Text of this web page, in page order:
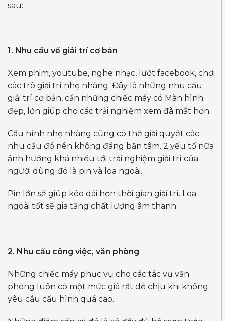
sau:
1. Nhu cầu về giải trí cơ bản
Xem phim, youtube, nghe nhạc, lướt facebook, chơi
các trò giải trí nhẹ nhàng. Đây là những nhu cầu
giải trí cơ bản, cần những chiếc máy có Màn hình
đẹp, lớn giúp cho các trải nghiệm xem đã mắt hơn.
Cấu hình nhẹ nhàng cũng có thể giải quyết các
nhu cầu đó nên không đáng bận tâm. 2 yếu tố nữa
ảnh hưởng khá nhiều tới trải nghiệm giải trí của
người dùng đó là pin và loa ngoài.
Pin lớn sẽ giúp kéo dài hơn thời gian giải trí. Loa
ngoài tốt sẽ gia tăng chất lượng âm thanh.
2. Nhu cầu công việc, văn phòng
Những chiếc máy phục vụ cho các tác vụ văn
phòng luôn có một mức giá rất dễ chịu khi không
yêu cầu cấu hình quá cao.